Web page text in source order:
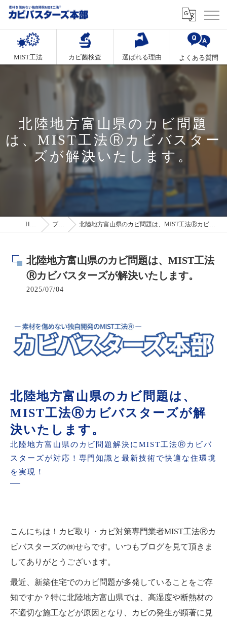
MIST工法 カビ菌検査 選ばれる理由 よくある質問
北陸地方富山県のカビ問題
は、MIST工法Ⓡカビバスター
ズが解決いたします。
HOME ブログ 北陸地方富山県のカビ問題は、MIST工法Ⓡカビバスターズが解決いたします。
北陸地方富山県のカビ問題は、MIST工法
Ⓡカビバスターズが解決いたします。
2025/07/04
北陸地方富山県のカビ問題は、
MIST工法Ⓡカビバスターズが解
決いたします。
北陸地方富山県のカビ問題解決にMIST工法Ⓡカビバ
スターズが対応！専門知識と最新技術で快適な住環境
を実現！
こんにちは！カビ取り・カビ対策専門業者MIST工法Ⓡカ
ビバスターズの㈱せらです。いつもブログを見て頂きま
してありがとうございます。
最近、新築住宅でのカビ問題が多発していることをご存
知ですか？特に北陸地方富山県では、高湿度や断熱材の
不適切な施工などが原因となり、カビの発生が顕著に見